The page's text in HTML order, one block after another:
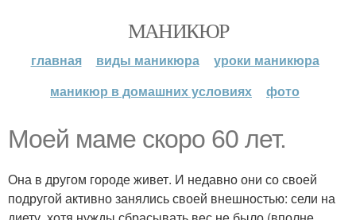
МАНИКЮР
главная виды маникюра
уроки маникюра
маникюр в домашних условиях
фото
Моей маме скоро 60 лет.
Она в другом городе живет. И недавно они со своей
подругой активно занялись своей внешностью: сели на